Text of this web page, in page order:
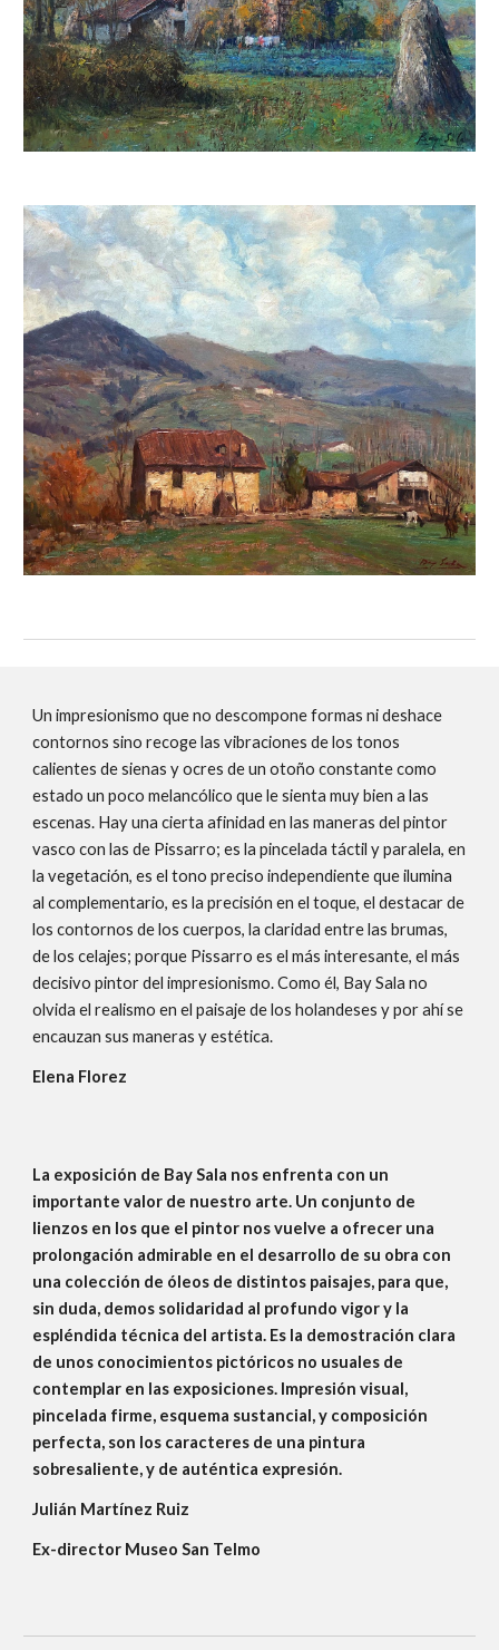
Un impresionismo que no descompone formas ni deshace
contornos sino recoge las vibraciones de los tonos
calientes de sienas y ocres de un otoño constante como
estado un poco melancólico que le sienta muy bien a las
escenas. Hay una cierta afinidad en las maneras del pintor
vasco con las de Pissarro; es la pincelada táctil y paralela, en
la vegetación, es el tono preciso independiente que ilumina
al complementario, es la precisión en el toque, el destacar de
los contornos de los cuerpos, la claridad entre las brumas,
de los celajes; porque Pissarro es el más interesante, el más
decisivo pintor del impresionismo. Como él, Bay Sala no
olvida el realismo en el paisaje de los holandeses y por ahí se
encauzan sus maneras y estética.
Elena Florez
La exposición de Bay Sala nos enfrenta con un
importante valor de nuestro arte. Un conjunto de
lienzos en los que el pintor nos vuelve a ofrecer una
prolongación admirable en el desarrollo de su obra con
una colección de óleos de distintos paisajes, para que,
sin duda, demos solidaridad al profundo vigor y la
espléndida técnica del artista. Es la demostración clara
de unos conocimientos pictóricos no usuales de
contemplar en las exposiciones. Impresión visual,
pincelada firme, esquema sustancial, y composición
perfecta, son los caracteres de una pintura
sobresaliente, y de auténtica expresión.
Julián Martínez Ruiz
Ex-director Museo San Telmo